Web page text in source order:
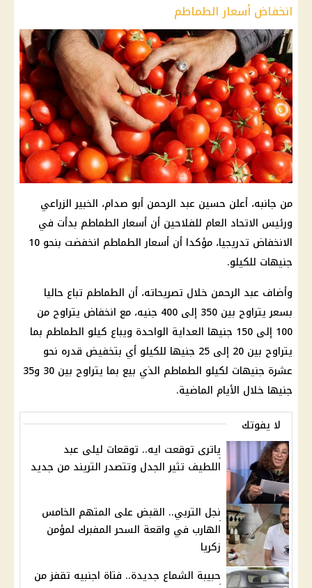
انخفاض أسعار الطماطم
من جانبه، أعلن حسين عبد الرحمن أبو صدام، الخبير الزراعي
ورئيس الاتحاد العام للفلاحين أن أسعار الطماطم بدأت في
الانخفاض تدريجيا، مؤكدا أن أسعار الطماطم انخفضت بنحو 10
جنيهات للكيلو.
وأضاف عبد الرحمن خلال تصريحاته، أن الطماطم تباع حاليا
بسعر يتراوح بين 350 إلى 400 جنيه، مع انخفاض يتراوح من
100 إلى 150 جنيها العداية الواحدة ويباع كيلو الطماطم بما
يتراوح بين 20 إلى 25 جنيها للكيلو أي بتخفيض قدره نحو
عشرة جنيهات لكيلو الطماطم الذي بيع بما يتراوح بين 30 و35
جنيها خلال الأيام الماضية.
لا يفوتك
ياترى توقعت ايه.. توقعات ليلى عبد
اللطيف تثير الجدل وتتصدر التريند من جديد
نجل التربي.. القبض على المتهم الخامس
الهارب في واقعة السحر المفبرك لمؤمن
زكريا
حبيبة الشماع جديدة.. فتاة اجنبيه تقفز من